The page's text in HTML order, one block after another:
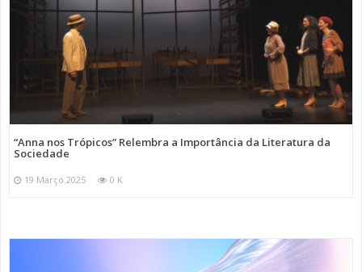
“Anna nos Trópicos” Relembra a Importância da Literatura da
Sociedade
19 Março 2025 0 K